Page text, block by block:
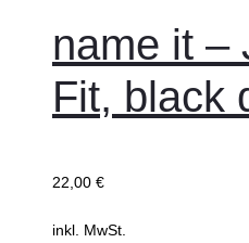
mehrere
Varianten
auf.
Optionen
name it –
Fit, black
22,00 €
inkl. MwSt.